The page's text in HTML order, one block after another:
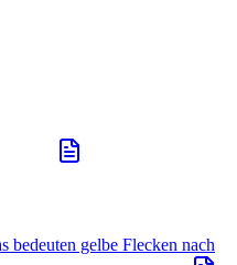
bedeuten gelbe Flecken nach